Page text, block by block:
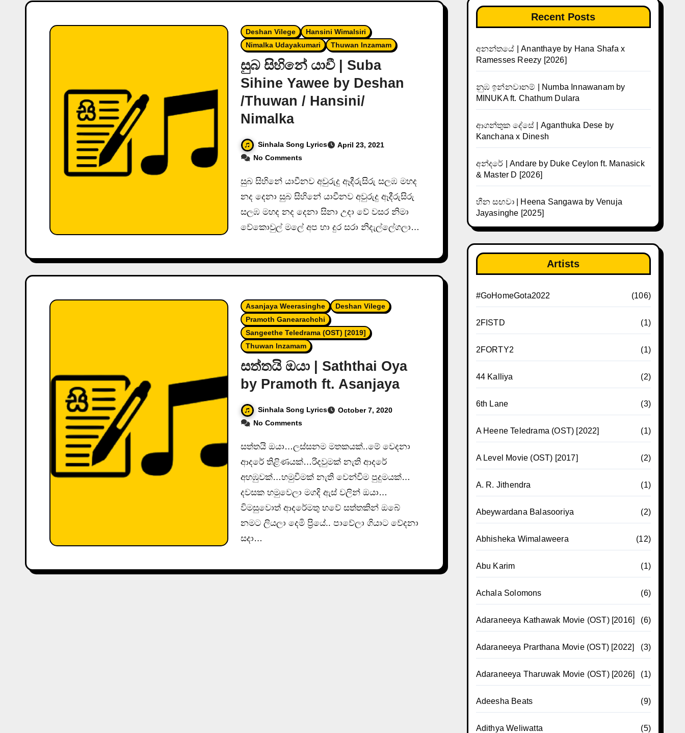
Deshan Vilege
Hansini Wimalsiri
Nimalka Udayakumari
Thuwan Inzamam
සුබ සිහිනේ යාවී | Suba
Sihine Yawee by Deshan
/Thuwan / Hansini/
Nimalka
Sinhala Song Lyrics
April 23, 2021
No Comments
සුබ සිහිනේ යාවීනව අවුරුදු ඈදීරුසිරු සලඹ මහද
නද දෙනා සුබ සිහිනේ යාවීනව අවුරුදු ඈදීරුසිරු
සලඹ මහද නද දෙනා සිනා උදා වේ වසර නිමා
වේකොවුල් මලේ අප හා දුර සරා නිදැල්ලේගලා…
Asanjaya Weerasinghe
Deshan Vilege
Pramoth Ganearachchi
Sangeethe Teledrama (OST) [2019]
Thuwan Inzamam
සත්තයි ඔයා | Saththai Oya
by Pramoth ft. Asanjaya
Sinhala Song Lyrics
October 7, 2020
No Comments
සත්තයි ඔයා…ලස්සනම මතකයක්..මේ වෙදනා
ආදරේ තිළිණයක්…රිදවුමක් නැති ආදරේ
අහඹුවක්…හමුවිමක් නැති වෙන්විම පුදුමයක්…
දවසක හමුවෙලා මගදි ඇස් වලින් ඔයා…
විමසුවොත් ආදරේමතු භවේ සත්තකින් ඔබේ
නමට ලියලා දෙමි ප්‍රියේ.. පාවේලා ගියාට වේදනා
සදා…
Recent Posts
අනන්තයේ | Ananthaye by Hana Shafa x
Ramesses Reezy [2026]
නුඹ ඉන්නවානම් | Numba Innawanam by
MINUKA ft. Chathum Dulara
ආගන්තුක දේසේ | Aganthuka Dese by
Kanchana x Dinesh
අන්දරේ | Andare by Duke Ceylon ft. Manasick
& Master D [2026]
හීන සඟවා | Heena Sangawa by Venuja
Jayasinghe [2025]
Artists
#GoHomeGota2022 (106)
2FISTD (1)
2FORTY2 (1)
44 Kalliya (2)
6th Lane (3)
A Heene Teledrama (OST) [2022] (1)
A Level Movie (OST) [2017] (2)
A. R. Jithendra (1)
Abeywardana Balasooriya (2)
Abhisheka Wimalaweera (12)
Abu Karim (1)
Achala Solomons (6)
Adaraneeya Kathawak Movie (OST) [2016] (6)
Adaraneeya Prarthana Movie (OST) [2022] (3)
Adaraneeya Tharuwak Movie (OST) [2026] (1)
Adeesha Beats (9)
Adithya Weliwatta (5)